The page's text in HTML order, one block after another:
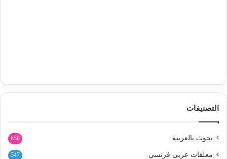
التصنيفات
بحوث بالعربية 658
معلقات عربي فرنسي 547